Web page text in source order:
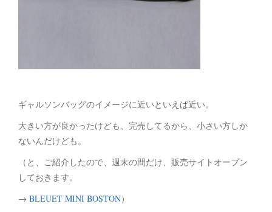
ギャルソンバッグのイメージに近いといえば近い。
大きい方が良かったけども、完売してるから、小さい方しか
ないんだけども。
（と、ご紹介したので、週末の間だけ、販売サイトオープン
しておきます。
→ BLEUET MINI BOSTON）